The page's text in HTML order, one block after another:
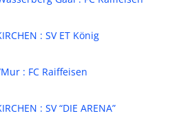
: SV ET König
: FC Raiffeisen
: SV “DIE ARENA”